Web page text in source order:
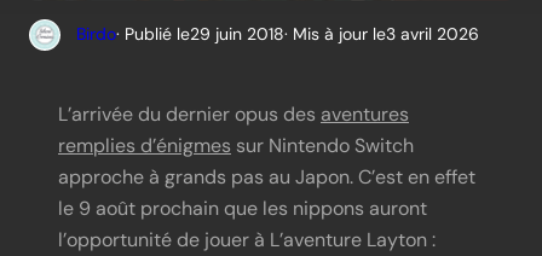
Birdo· Publié le29 juin 2018· Mis à jour le3 avril 2026
L’arrivée du dernier opus des aventures
remplies d’énigmes sur Nintendo Switch
approche à grands pas au Japon. C’est en effet
le 9 août prochain que les nippons auront
l’opportunité de jouer à L’aventure Layton :